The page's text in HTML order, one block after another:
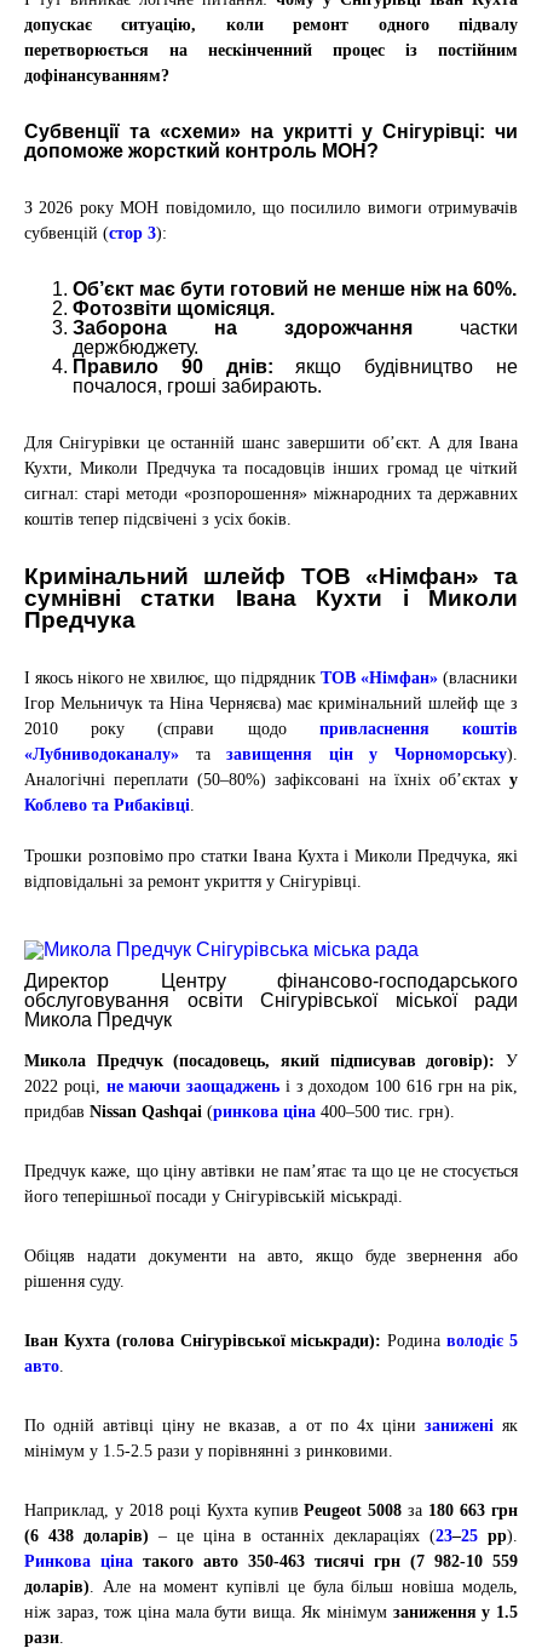
допускає ситуацію, коли ремонт одного підвалу
перетворюється на нескінченний процес із постійним
дофінансуванням?
Субвенції та «схеми» на укритті у Снігурівці: чи
допоможе жорсткий контроль МОН?
З 2026 року МОН повідомило, що посилило вимоги отримувачів
субвенцій (стор 3):
Об’єкт має бути готовий не менше ніж на 60%.
Фотозвіти щомісяця.
Заборона на здорожчання частки
держбюджету.
Правило 90 днів: якщо будівництво не
почалося, гроші забирають.
Для Снігурівки це останній шанс завершити об’єкт. А для Івана
Кухти, Миколи Предчука та посадовців інших громад це чіткий
сигнал: старі методи «розпорошення» міжнародних та державних
коштів тепер підсвічені з усіх боків.
Кримінальний шлейф ТОВ «Німфан» та
сумнівні статки Івана Кухти і Миколи
Предчука
І якось нікого не хвилює, що підрядник ТОВ «Німфан» (власники
Ігор Мельничук та Ніна Черняєва) має кримінальний шлейф ще з
2010 року (справи щодо привласнення коштів
«Лубниводоканалу» тазавищення цін у Чорноморську).
Аналогічні переплати (50–80%) зафіксовані на їхніх об’єктах у
Коблево та Рибаківці.
Трошки розповімо про статки Івана Кухта і Миколи Предчука, які
відповідальні за ремонт укриття у Снігурівці.
Директор Центру фінансово-господарського
обслуговування освіти Снігурівської міської ради
Микола Предчук
Микола Предчук (посадовець, який підписував договір): У
2022 році, не маючи заощаджень і з доходом 100 616 грн на рік,
придбав Nissan Qashqai (ринкова ціна 400–500 тис. грн).
Предчук каже, що ціну автівки не пам’ятає та що це не стосується
його теперішньої посади у Снігурівській міськраді.
Обіцяв надати документи на авто, якщо буде звернення або
рішення суду.
Іван Кухта (голова Снігурівської міськради): Родинаволодіє 5
авто.
По одній автівці ціну не вказав, а от по 4х ціни заниженіяк
мінімум у 1.5-2.5 рази у порівнянні з ринковими.
Наприклад, у 2018 році Кухта купивPeugeot 5008 за 180 663 грн
(6 438 доларів) – це ціна в останніх деклараціях (23–25 рр).
Ринкова ціна такого авто 350-463 тисячі грн (7 982-10 559
доларів). Але на момент купівлі це була більш новіша модель,
ніж зараз, тож ціна мала бути вища. Як мінімум заниження у 1.5
рази.